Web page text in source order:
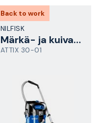
Back to work
NILFISK
Märkä- ja kuivaimuri
ATTIX 30-01